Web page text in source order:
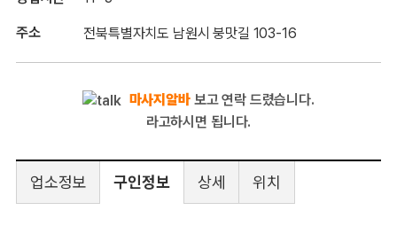
주소 전북특별자치도 남원시 붕맛길 103-16
마사지알바보고 연락 드렸습니다.
라고하시면 됩니다.
업소정보 구인정보 상세 위치